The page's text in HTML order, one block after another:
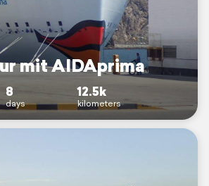
mit AIDAprima
8
days
12.5k
kilometers